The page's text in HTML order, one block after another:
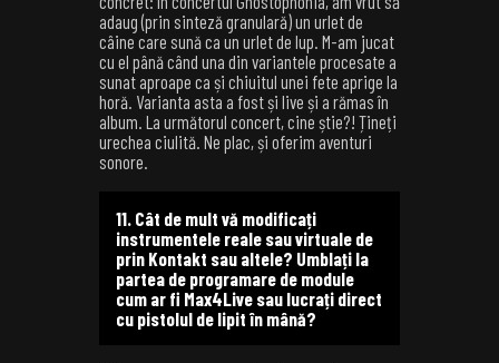
adaug (prin sinteză granulară) un urlet de
câine care sună ca un urlet de lup. M-am jucat
cu el până când una din variantele procesate a
sunat aproape ca și chiuitul unei fete aprige la
horă. Varianta asta a fost și live și a rămas în
album. La următorul concert, cine știe?! Țineți
urechea ciulită. Ne plac, și oferim aventuri
sonore.
11. Cât de mult vă modificați
instrumentele reale sau virtuale de
prin Kontakt sau altele? Umblați la
partea de programare de module
cum ar fi Max4Live sau lucrați direct
cu pistolul de lipit în mână?